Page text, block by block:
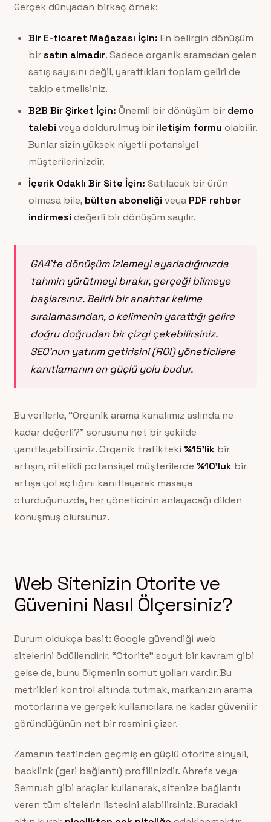
Gerçek dünyadan birkaç örnek:
Bir E-ticaret Mağazası İçin: En belirgin dönüşüm
birsatın almadır. Sadece organik aramadan gelen
satış sayısını değil, yarattıkları toplam geliri de
takip etmelisiniz.
B2B Bir Şirket İçin: Önemli bir dönüşüm bir demo
talebi veya doldurulmuş bir iletişim formu olabilir.
Bunlar sizin yüksek niyetli potansiyel
müşterilerinizdir.
İçerik Odaklı Bir Site İçin: Satılacak bir ürün
olmasa bile, bülten aboneliği veya PDF rehber
indirmesi değerli bir dönüşüm sayılır.
GA4’te dönüşüm izlemeyi ayarladığınızda
tahmin yürütmeyi bırakır, gerçeği bilmeye
başlarsınız. Belirli bir anahtar kelime
sıralamasından, o kelimenin yarattığı gelire
doğru doğrudan bir çizgi çekebilirsiniz.
SEO’nun yatırım getirisini (ROI) yöneticilere
kanıtlamanın en güçlü yolu budur.
Bu verilerle, “Organik arama kanalımız aslında ne
kadar değerli?” sorusunu net bir şekilde
yanıtlayabilirsiniz. Organik trafikteki %15’likbir
artışın, nitelikli potansiyel müşterilerde %10’lukbir
artışa yol açtığını kanıtlayarak masaya
oturduğunuzda, her yöneticinin anlayacağı dilden
konuşmuş olursunuz.
Web Sitenizin Otorite ve
Güvenini Nasıl Ölçersiniz?
Durum oldukça basit: Google güvendiği web
sitelerini ödüllendirir. “Otorite” soyut bir kavram gibi
gelse de, bunu ölçmenin somut yolları vardır. Bu
metrikleri kontrol altında tutmak, markanızın arama
motorlarına ve gerçek kullanıcılara ne kadar güvenilir
göründüğünün net bir resmini çizer.
Zamanın testinden geçmiş en güçlü otorite sinyali,
backlink (geri bağlantı) profilinizdir. Ahrefs veya
Semrush gibi araçlar kullanarak, sitenize bağlantı
veren tüm sitelerin listesini alabilirsiniz. Buradaki